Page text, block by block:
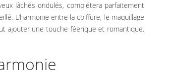
lâchés ondulés, complétera parfaitement
L’harmonie entre la coiffure, le maquillage
ajouter une touche féerique et romantique.